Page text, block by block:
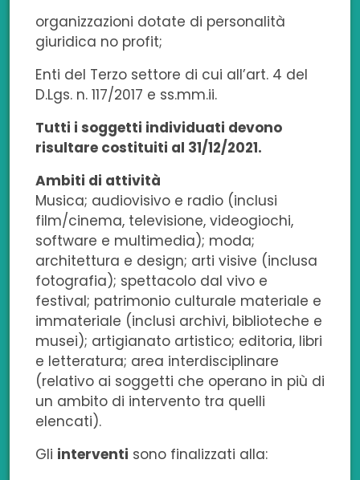
organizzazioni dotate di personalità
giuridica no profit;
Enti del Terzo settore di cui all’art. 4 del
D.Lgs. n. 117/2017 e ss.mm.ii.
Tutti i soggetti individuati devono
risultare costituiti al 31/12/2021.
Ambiti di attività
Musica; audiovisivo e radio (inclusi
film/cinema, televisione, videogiochi,
software e multimedia); moda;
architettura e design; arti visive (inclusa
fotografia); spettacolo dal vivo e
festival; patrimonio culturale materiale e
immateriale (inclusi archivi, biblioteche e
musei); artigianato artistico; editoria, libri
e letteratura; area interdisciplinare
(relativo ai soggetti che operano in più di
un ambito di intervento tra quelli
elencati).
Gli interventi sono finalizzati alla: